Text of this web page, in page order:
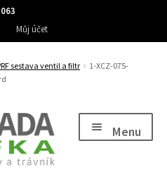
Můj účet
sestava ventil a filtr
1-XCZ-075-
Menu